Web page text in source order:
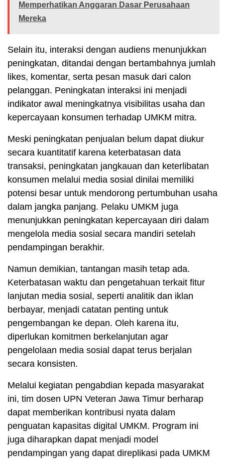
Memperhatikan Anggaran Dasar Perusahaan
Mereka
Selain itu, interaksi dengan audiens menunjukkan
peningkatan, ditandai dengan bertambahnya jumlah
likes, komentar, serta pesan masuk dari calon
pelanggan. Peningkatan interaksi ini menjadi
indikator awal meningkatnya visibilitas usaha dan
kepercayaan konsumen terhadap UMKM mitra.
Meski peningkatan penjualan belum dapat diukur
secara kuantitatif karena keterbatasan data
transaksi, peningkatan jangkauan dan keterlibatan
konsumen melalui media sosial dinilai memiliki
potensi besar untuk mendorong pertumbuhan usaha
dalam jangka panjang. Pelaku UMKM juga
menunjukkan peningkatan kepercayaan diri dalam
mengelola media sosial secara mandiri setelah
pendampingan berakhir.
Namun demikian, tantangan masih tetap ada.
Keterbatasan waktu dan pengetahuan terkait fitur
lanjutan media sosial, seperti analitik dan iklan
berbayar, menjadi catatan penting untuk
pengembangan ke depan. Oleh karena itu,
diperlukan komitmen berkelanjutan agar
pengelolaan media sosial dapat terus berjalan
secara konsisten.
Melalui kegiatan pengabdian kepada masyarakat
ini, tim dosen UPN Veteran Jawa Timur berharap
dapat memberikan kontribusi nyata dalam
penguatan kapasitas digital UMKM. Program ini
juga diharapkan dapat menjadi model
pendampingan yang dapat direplikasi pada UMKM